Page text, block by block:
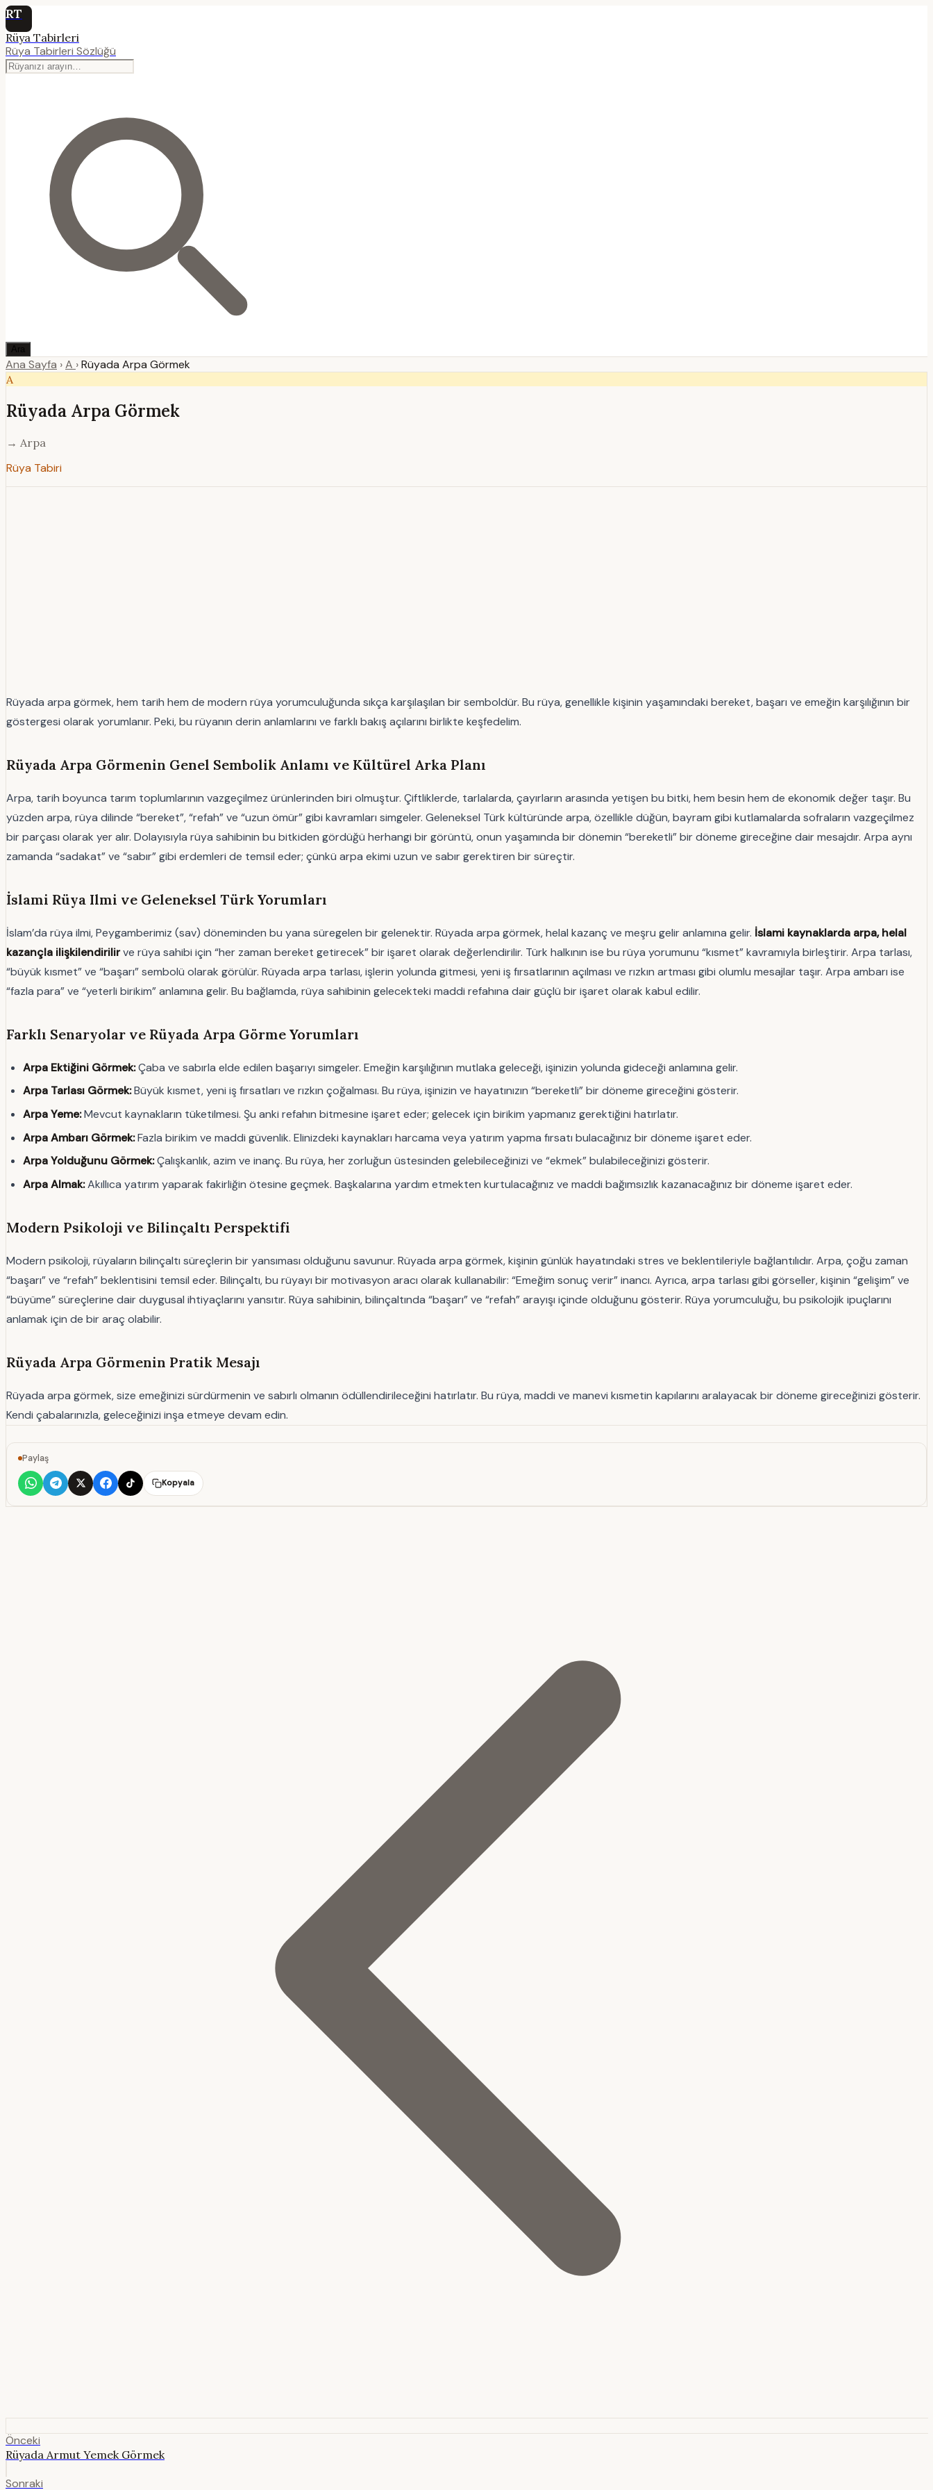
RT
Rüya Tabirleri
Rüya Tabirleri Sözlüğü
Ara
Ana Sayfa ›A ›Rüyada Arpa Görmek
A
Rüyada Arpa Görmek
→ Arpa
Rüya Tabiri
Rüyada arpa görmek, hem tarih hem de modern rüya yorumculuğunda sıkça karşılaşılan bir semboldür. Bu rüya, genellikle kişinin yaşamındaki bereket, başarı ve emeğin karşılığının bir
göstergesi olarak yorumlanır. Peki, bu rüyanın derin anlamlarını ve farklı bakış açılarını birlikte keşfedelim.
Rüyada Arpa Görmenin Genel Sembolik Anlamı ve Kültürel Arka Planı
Arpa, tarih boyunca tarım toplumlarının vazgeçilmez ürünlerinden biri olmuştur. Çiftliklerde, tarlalarda, çayırların arasında yetişen bu bitki, hem besin hem de ekonomik değer taşır. Bu
yüzden arpa, rüya dilinde “bereket”, “refah” ve “uzun ömür” gibi kavramları simgeler. Geleneksel Türk kültüründe arpa, özellikle düğün, bayram gibi kutlamalarda sofraların vazgeçilmez
bir parçası olarak yer alır. Dolayısıyla rüya sahibinin bu bitkiden gördüğü herhangi bir görüntü, onun yaşamında bir dönemin “bereketli” bir döneme gireceğine dair mesajdır. Arpa aynı
zamanda “sadakat” ve “sabır” gibi erdemleri de temsil eder; çünkü arpa ekimi uzun ve sabır gerektiren bir süreçtir.
İslami Rüya Ilmi ve Geleneksel Türk Yorumları
İslam’da rüya ilmi, Peygamberimiz (sav) döneminden bu yana süregelen bir gelenektir. Rüyada arpa görmek, helal kazanç ve meşru gelir anlamına gelir. İslami kaynaklarda arpa, helal
kazançla ilişkilendirilirve rüya sahibi için “her zaman bereket getirecek” bir işaret olarak değerlendirilir. Türk halkının ise bu rüya yorumunu “kısmet” kavramıyla birleştirir. Arpa tarlası,
“büyük kısmet” ve “başarı” sembolü olarak görülür. Rüyada arpa tarlası, işlerin yolunda gitmesi, yeni iş fırsatlarının açılması ve rızkın artması gibi olumlu mesajlar taşır. Arpa ambarı ise
“fazla para” ve “yeterli birikim” anlamına gelir. Bu bağlamda, rüya sahibinin gelecekteki maddi refahına dair güçlü bir işaret olarak kabul edilir.
Farklı Senaryolar ve Rüyada Arpa Görme Yorumları
Arpa Ektiğini Görmek:Çaba ve sabırla elde edilen başarıyı simgeler. Emeğin karşılığının mutlaka geleceği, işinizin yolunda gideceği anlamına gelir.
Arpa Tarlası Görmek:Büyük kısmet, yeni iş fırsatları ve rızkın çoğalması. Bu rüya, işinizin ve hayatınızın “bereketli” bir döneme gireceğini gösterir.
Arpa Yeme:Mevcut kaynakların tüketilmesi. Şu anki refahın bitmesine işaret eder; gelecek için birikim yapmanız gerektiğini hatırlatır.
Arpa Ambarı Görmek:Fazla birikim ve maddi güvenlik. Elinizdeki kaynakları harcama veya yatırım yapma fırsatı bulacağınız bir döneme işaret eder.
Arpa Yolduğunu Görmek:Çalışkanlık, azim ve inanç. Bu rüya, her zorluğun üstesinden gelebileceğinizi ve “ekmek” bulabileceğinizi gösterir.
Arpa Almak:Akıllıca yatırım yaparak fakirliğin ötesine geçmek. Başkalarına yardım etmekten kurtulacağınız ve maddi bağımsızlık kazanacağınız bir döneme işaret eder.
Modern Psikoloji ve Bilinçaltı Perspektifi
Modern psikoloji, rüyaların bilinçaltı süreçlerin bir yansıması olduğunu savunur. Rüyada arpa görmek, kişinin günlük hayatındaki stres ve beklentileriyle bağlantılıdır. Arpa, çoğu zaman
“başarı” ve “refah” beklentisini temsil eder. Bilinçaltı, bu rüyayı bir motivasyon aracı olarak kullanabilir: “Emeğim sonuç verir” inancı. Ayrıca, arpa tarlası gibi görseller, kişinin “gelişim” ve
“büyüme” süreçlerine dair duygusal ihtiyaçlarını yansıtır. Rüya sahibinin, bilinçaltında “başarı” ve “refah” arayışı içinde olduğunu gösterir. Rüya yorumculuğu, bu psikolojik ipuçlarını
anlamak için de bir araç olabilir.
Rüyada Arpa Görmenin Pratik Mesajı
Rüyada arpa görmek, size emeğinizi sürdürmenin ve sabırlı olmanın ödüllendirileceğini hatırlatır. Bu rüya, maddi ve manevi kısmetin kapılarını aralayacak bir döneme gireceğinizi gösterir.
Kendi çabalarınızla, geleceğinizi inşa etmeye devam edin.
Paylaş
Kopyala
Önceki
Rüyada Armut Yemek Görmek
Sonraki